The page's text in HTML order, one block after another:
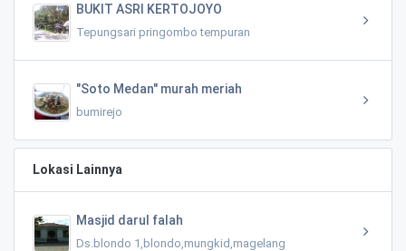
BUKIT ASRI KERTOJOYO
Tepungsari pringombo tempuran
"Soto Medan" murah meriah
bumirejo
Lokasi Lainnya
Masjid darul falah
Ds.blondo 1,blondo,mungkid,magelang